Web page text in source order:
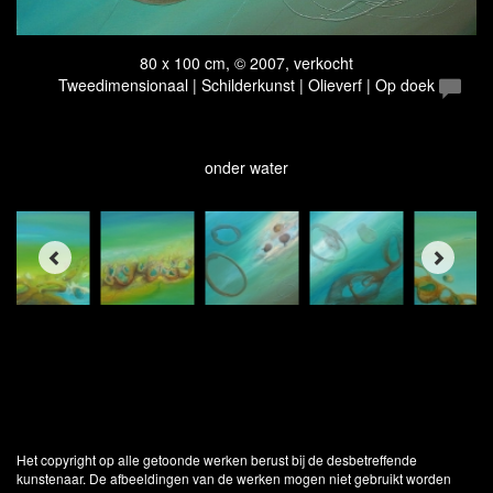
80 x 100 cm, © 2007, verkocht
Tweedimensionaal | Schilderkunst | Olieverf | Op doek
onder water
Het copyright op alle getoonde werken berust bij de desbetreffende
kunstenaar. De afbeeldingen van de werken mogen niet gebruikt worden